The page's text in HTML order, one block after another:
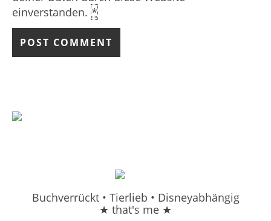
einverstanden. *
Buchverrückt • Tierlieb • Disneyabhängig
★ that's me ★